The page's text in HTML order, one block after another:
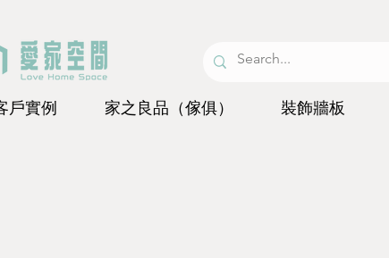
戶實例 家之良品（傢俱） 裝飾牆板